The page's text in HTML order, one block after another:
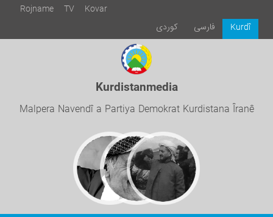
Rojname TV
Kovar
Kurdî
فارسی كوردی
Kurdistanmedia
Malpera Navendî a Partiya Demokrat Kurdistana Îranê